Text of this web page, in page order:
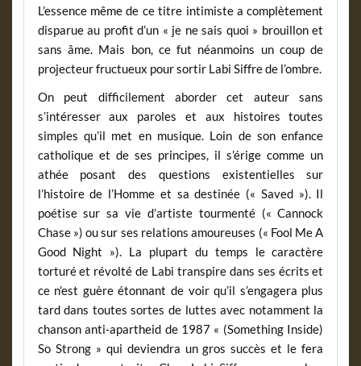
L’essence même de ce titre intimiste a complètement
disparue au profit d’un « je ne sais quoi » brouillon et
sans âme. Mais bon, ce fut néanmoins un coup de
projecteur fructueux pour sortir Labi Siffre de l’ombre.
On peut difficilement aborder cet auteur sans
s’intéresser aux paroles et aux histoires toutes
simples qu’il met en musique. Loin de son enfance
catholique et de ses principes, il s’érige comme un
athée posant des questions existentielles sur
l’histoire de l’Homme et sa destinée (« Saved »). Il
poétise sur sa vie d’artiste tourmenté (« Cannock
Chase ») ou sur ses relations amoureuses (« Fool Me A
Good Night »). La plupart du temps le caractère
torturé et révolté de Labi transpire dans ses écrits et
ce n’est guère étonnant de voir qu’il s’engagera plus
tard dans toutes sortes de luttes avec notamment la
chanson anti-apartheid de 1987 « (Something Inside)
So Strong » qui deviendra un gros succès et le fera